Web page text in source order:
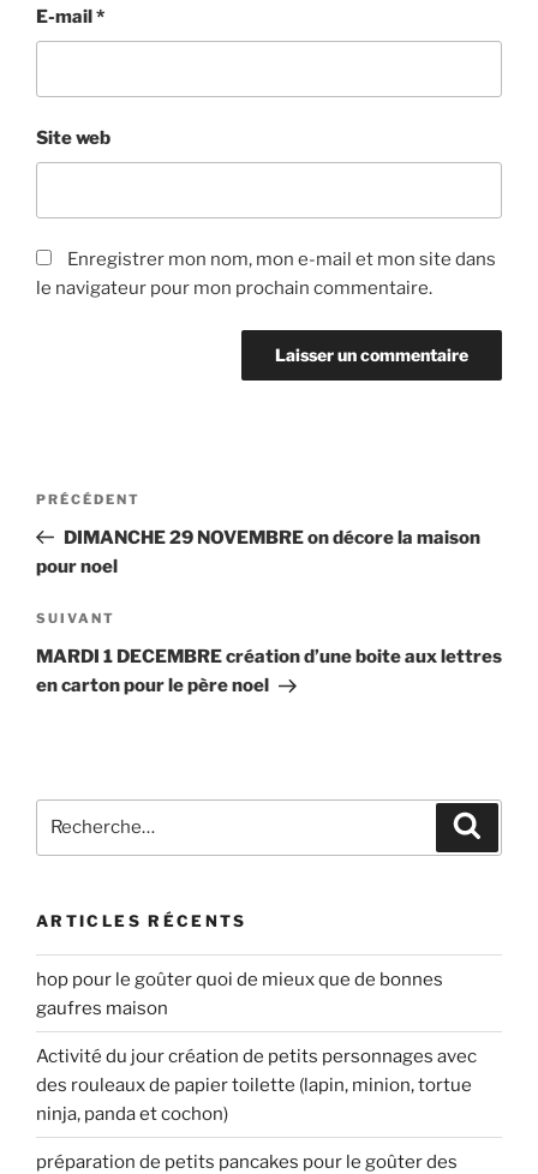
E-mail*
Site web
Enregistrer mon nom, mon e-mail et mon site dans
le navigateur pour mon prochain commentaire.
Navigation
l’article
Article
précédent
PRÉCÉDENT
DIMANCHE 29 NOVEMBRE on décore la maison
pour noel
Article
suivant
SUIVANT
MARDI 1 DECEMBRE création d’une boite aux lettres
en carton pour le père noel
pour
ARTICLES RÉCENTS
hop pour le goûter quoi de mieux que de bonnes
gaufres maison
Activité du jour création de petits personnages avec
des rouleaux de papier toilette (lapin, minion, tortue
ninja, panda et cochon)
préparation de petits pancakes pour le goûter des